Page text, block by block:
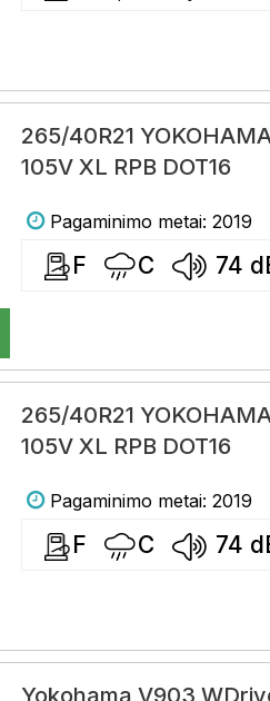
265/40R21
105V XL RPB DOT16
Pagaminimo metai: 2019
F C 74
265/40R21
105V XL RPB DOT16
Pagaminimo metai: 2019
F C 74
Yokohama V903